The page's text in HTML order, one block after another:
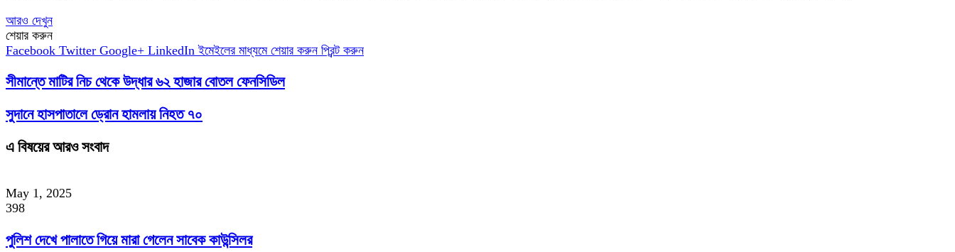
আরও দেখুন
শেয়ার করুন
Facebook Twitter Google+ LinkedIn ইমেইলের মাধ্যমে শেয়ার করুন প্রিন্ট করুন
সীমান্তে মাটির নিচ থেকে উদ্ধার ৬২ হাজার বোতল ফেনসিডিল
সুদানে হাসপাতালে ড্রোন হামলায় নিহত ৭০
এ বিষয়ের আরও সংবাদ
May 1, 2025
398
পুলিশ দেখে পালাতে গিয়ে মারা গেলেন সাবেক কাউন্সিলর